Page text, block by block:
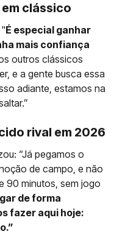
clássico
É especial ganhar
mais confiança
outros clássicos
e a gente busca essa
adiante, estamos na
rival em 2026
“Já pegamos o
de campo, e não
90 minutos, sem jogo
de forma
fazer aqui hoje: